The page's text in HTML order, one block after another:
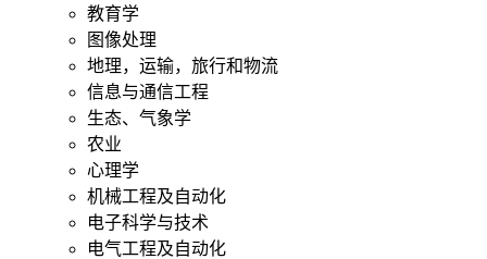
教育学
图像处理
地理，运输，旅行和物流
信息与通信工程
生态、气象学
农业
心理学
机械工程及自动化
电子科学与技术
电气工程及自动化